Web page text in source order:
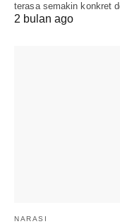
terasa semakin konkret
2 bulan ago
NARASI